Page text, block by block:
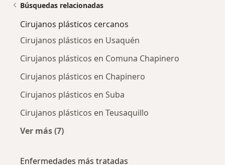
Búsquedas relacionadas
Cirujanos plásticos cercanos
Cirujanos plásticos en Usaquén
Cirujanos plásticos en Comuna Chapinero
Cirujanos plásticos en Chapinero
Cirujanos plásticos en Suba
Cirujanos plásticos en Teusaquillo
Ver más (7)
Enfermedades más tratadas